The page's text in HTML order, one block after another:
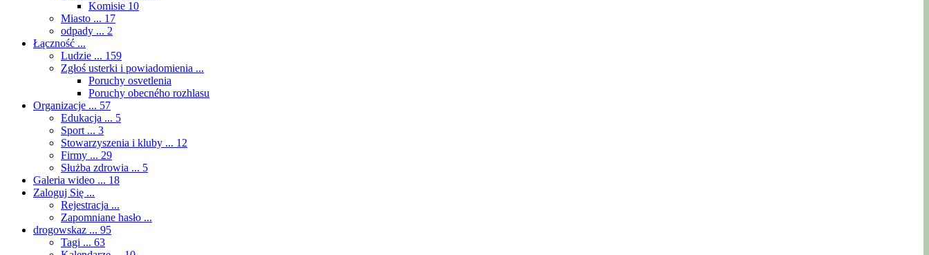
Komisie 10
Miasto ... 17
odpady ... 2
Łączność ...
Ludzie ... 159
Zgłoś usterki i powiadomienia ...
Poruchy osvetlenia
Poruchy obecného rozhlasu
Organizacje ... 57
Edukacja ... 5
Sport ... 3
Stowarzyszenia i kluby ... 12
Firmy ... 29
Służba zdrowia ... 5
Galeria wideo ... 18
Zaloguj Się ...
Rejestracja ...
Zapomniane hasło ...
drogowskaz ... 95
Tagi ... 63